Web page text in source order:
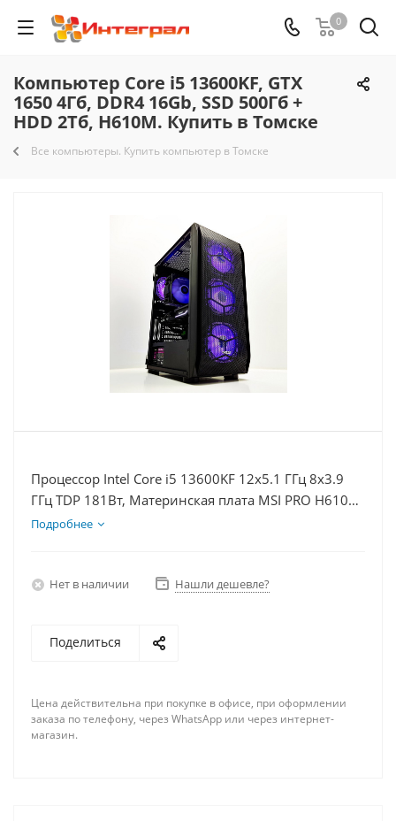
0
Компьютер Core i5 13600KF, GTX
1650 4Гб, DDR4 16Gb, SSD 500Гб +
HDD 2Тб, H610M. Купить в Томске
Все компьютеры. Купить компьютер в Томске
Процессор Intel Core i5 13600KF 12x5.1 ГГц 8x3.9
ГГц TDP 181Вт, Материнская плата MSI PRO H610M-
E, Видеокарта GTX 1650 4Гб, Память DDR4 16Gb,
Подробнее
Нет в наличии Нашли дешевле?
Поделиться
Цена действительна при покупке в офисе, при оформлении
заказа по телефону, через WhatsApp или через интернет-
магазин.